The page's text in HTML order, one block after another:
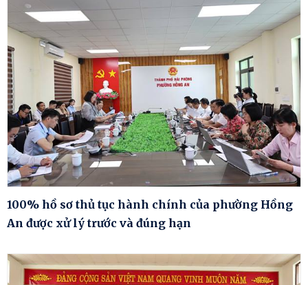
100% hồ sơ thủ tục hành chính của phường Hồng
An được xử lý trước và đúng hạn